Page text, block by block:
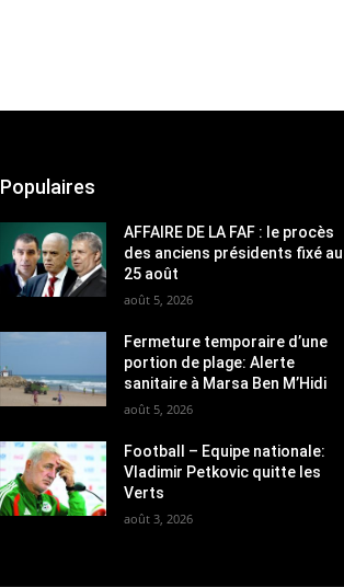
Populaires
AFFAIRE DE LA FAF : le procès
des anciens présidents fixé au
25 août
août 5, 2026
Fermeture temporaire d’une
portion de plage: Alerte
sanitaire à Marsa Ben M’Hidi
août 5, 2026
Football – Equipe nationale:
Vladimir Petkovic quitte les
Verts
août 3, 2026